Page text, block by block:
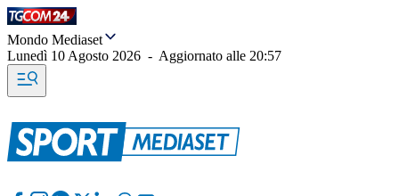
Mondo Mediaset
Lunedì 10 Agosto 2026 - Aggiornato alle 20:57